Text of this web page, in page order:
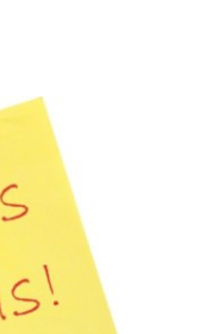
para web